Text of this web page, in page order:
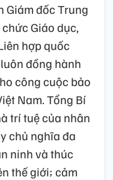
Giám đốc Trung
Giáo dục,
hợp quốc
đồng hành
công cuộc bảo
Nam. Tổng Bí
trí tuệ của nhân
chủ nghĩa đa
ninh và thúc
thế giới; cảm